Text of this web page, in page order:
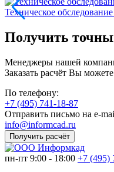
Техническое
Получить
Менеджеры нашей
Заказать расчёт Вы
По телефону:
+7 (495) 741-18-87
Отправить письмо на e-
info@informcad.ru
Получить расчёт
пн-пт 9:00 - 18:00 +7 (495)